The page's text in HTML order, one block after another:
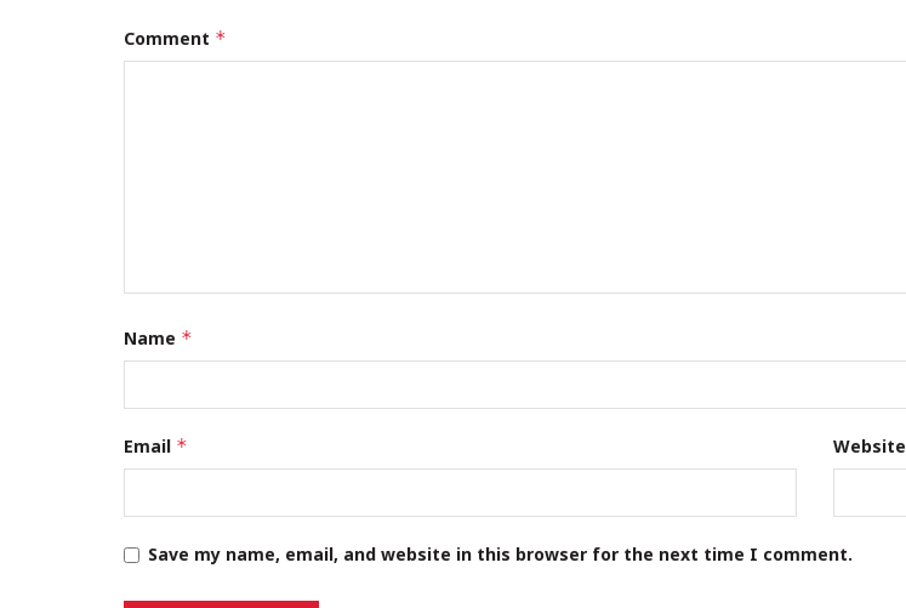
Comment *
Name *
Email * Website
Save my name, email, and website in this browser for the next time I comment.